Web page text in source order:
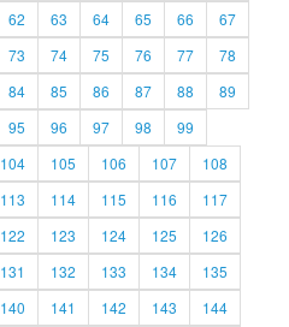
62 63 64 65 66
67
73 74 75 76 77
78
84 85 86 87 88
89
95 96 97 98
99
104 105 106 107
108
113 114 115 116
117
122 123 124 125
126
131 132 133 134
135
140 141 142 143
144